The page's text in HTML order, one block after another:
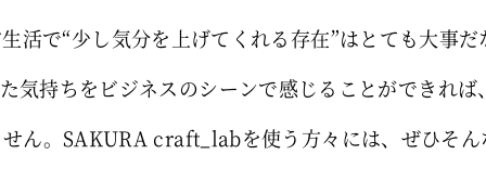
で“少し気分を上げてくれる存在”はとても大事
気持ちをビジネスのシーンで感じることができれ
ん。SAKURA craft_labを使う方々には、ぜひそ